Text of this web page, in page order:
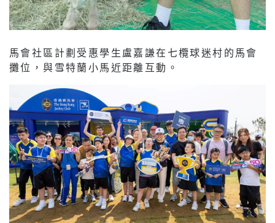
馬會社區計劃受惠學生盧嘉謙在七欖球迷村的馬會
攤位，與雪特蘭小馬近距離互動。